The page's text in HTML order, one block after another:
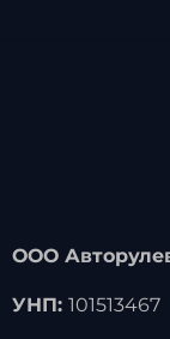
ООО
УНП: 101513467